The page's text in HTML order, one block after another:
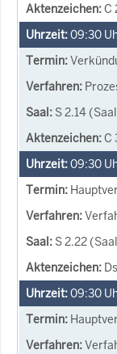
C
09:30
S 2.14
C
09:30
S 2.22
09:30